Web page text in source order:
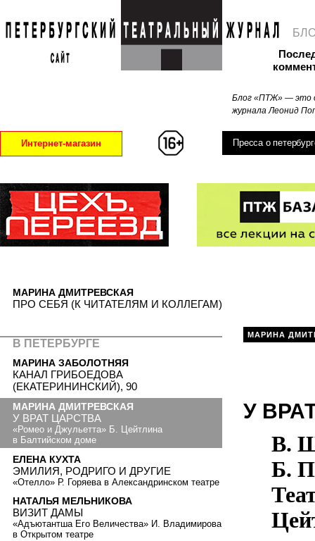
Блог «ПТЖ» — это
журнала Леонид
Интернет-магазин Пресса о
МАРИНА
У
В.
Б.
МАРИНА ДМИТРЕВСКАЯ
ПРО СЕБЯ (К ЧИТАТЕЛЯМ И КОЛЛЕГАМ)
В ПЕТЕРБУРГЕ
МАРИНА ЗАБОЛОТНЯЯ
КАНАЛ ГРИБОЕДОВА
(ЕКАТЕРИНИНСКИЙ), 90
МАРИНА ДМИТРЕВСКАЯ
У ВРАТ ЦАРСТВА
«Ромео и Джульетта» Б. Цейтлина
в Балтийском доме
ЕЛЕНА КУХТА
ЭМИЛИЯ, РОДРИГО И ДРУГИЕ
«Отелло» Р. Горяева в Александринском театре
НАТАЛЬЯ МЕЛЬНИКОВА
ВИЗИТ ДАМЫ
«Адъютантша Его Величества» И. Владимирова
в Открытом театре